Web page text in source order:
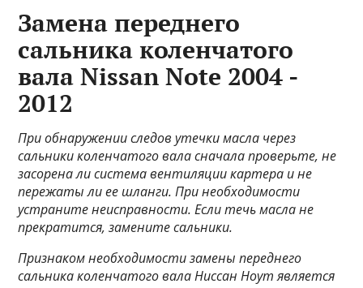
Замена переднего
сальника коленчатого
вала Nissan Note 2004 -
2012
При обнаружении следов утечки масла через
сальники коленчатого вала сначала проверьте, не
засорена ли система вентиляции картера и не
пережаты ли ее шланги. При необходимости
устраните неисправности. Если течь масла не
прекратится, замените сальники.
Признаком необходимости замены переднего
сальника коленчатого вала Ниссан Ноут является